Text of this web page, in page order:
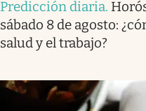
Predicción diaria.
sábado 8 de agosto:
salud y el trabajo?